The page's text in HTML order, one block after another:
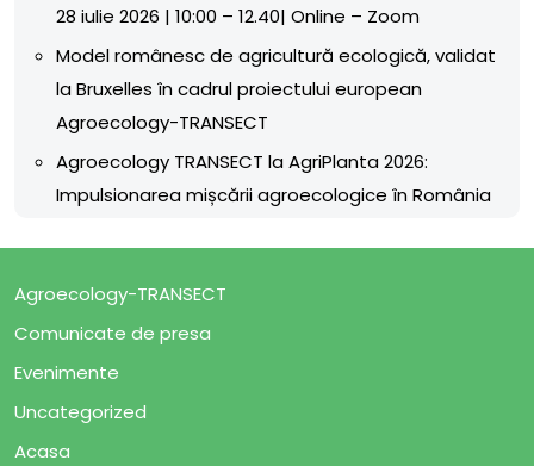
28 iulie 2026 | 10:00 – 12.40| Online – Zoom
Model românesc de agricultură ecologică, validat
la Bruxelles în cadrul proiectului european
Agroecology-TRANSECT
Agroecology TRANSECT la AgriPlanta 2026:
Impulsionarea mișcării agroecologice în România
Agroecology-TRANSECT
Comunicate de presa
Evenimente
Uncategorized
Acasa